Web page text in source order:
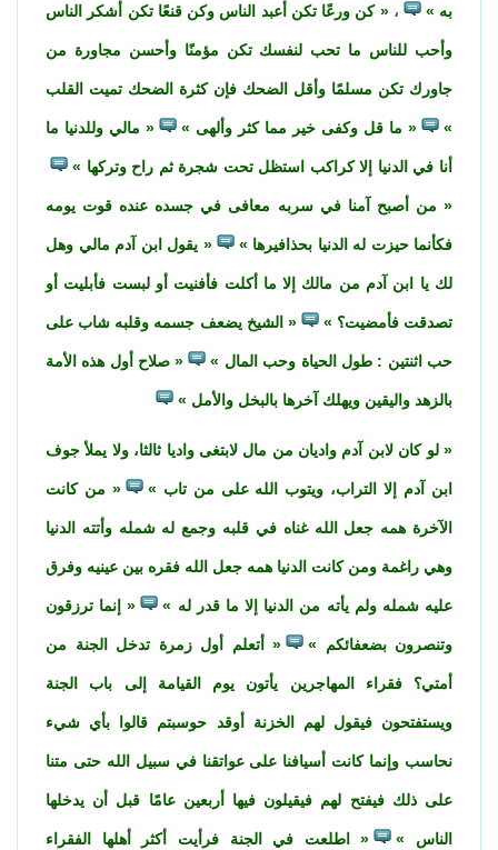
به ، كن ورعًا تكن أعبد الناس وكن قنعًا تكن أشكر الناس
وأحب للناس ما تحب لنفسك تكن مؤمنًا وأحسن مجاورة من
جاورك تكن مسلمًا وأقل الضحك فإن كثرة الضحك تميت القلب
ما قل وكفى خير مما كثر وألهى مالي وللدنيا ما
أنا في الدنيا إلا كراكب استظل تحت شجرة ثم راح وتركها
من أصبح آمنا في سربه معافى في جسده عنده قوت يومه
فكأنما حيزت له الدنيا بحذافيرها يقول ابن آدم مالي وهل
لك يا ابن آدم من مالك إلا ما أكلت فأفنيت أو لبست فأبليت أو
تصدقت فأمضيت؟ الشيخ يضعف جسمه وقلبه شاب على
حب اثنتين : طول الحياة وحب المال صلاح أول هذه الأمة
بالزهد واليقين ويهلك آخرها بالبخل والأمل
لو كان لابن آدم واديان من مال لابتغى واديا ثالثا، ولا يملأ جوف
ابن آدم إلا التراب، ويتوب الله على من تاب من كانت
الآخرة همه جعل الله غناه في قلبه وجمع له شمله وأتته الدنيا
وهي راغمة ومن كانت الدنيا همه جعل الله فقره بين عينيه وفرق
عليه شمله ولم يأته من الدنيا إلا ما قدر له إنما ترزقون
وتنصرون بضعفائكم أتعلم أول زمرة تدخل الجنة من
أمتي؟ فقراء المهاجرين يأتون يوم القيامة إلى باب الجنة
ويستفتحون فيقول لهم الخزنة أوقد حوسبتم قالوا بأي شيء
نحاسب وإنما كانت أسيافنا على عواتقنا في سبيل الله حتى متنا
على ذلك فيفتح لهم فيقيلون فيها أربعين عامًا قبل أن يدخلها
الناس اطلعت في الجنة فرأيت أكثر أهلها الفقراء